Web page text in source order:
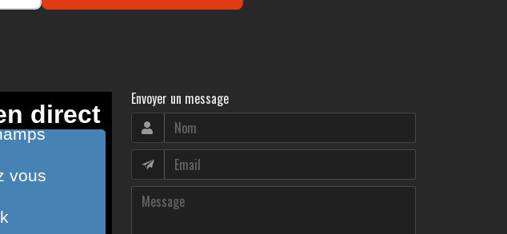
Envoyer un message